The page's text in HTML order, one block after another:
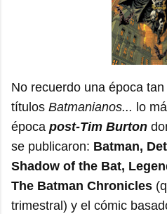
No recuerdo una época
títulos Batmanianos... lo
época post-Tim Burton
se publicaron: Batman,
Shadow of the Bat,
The Batman Chronicles
trimestral) y el cómic